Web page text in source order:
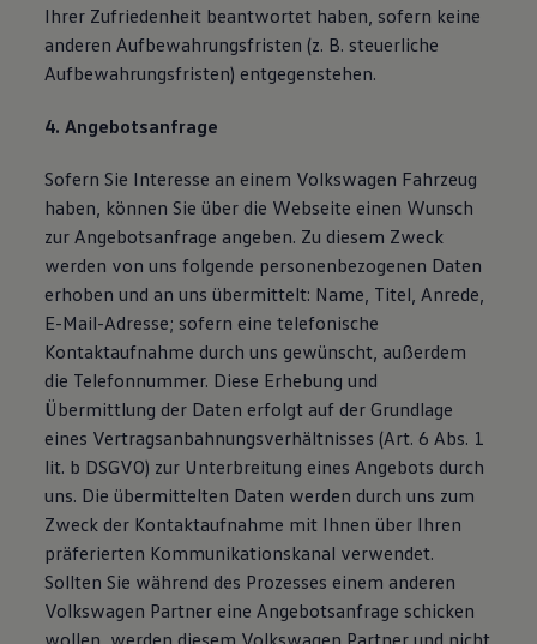
Ihrer Zufriedenheit beantwortet haben, sofern keine
anderen Aufbewahrungsfristen (z. B. steuerliche
Aufbewahrungsfristen) entgegenstehen.
4. Angebotsanfrage
Sofern Sie Interesse an einem Volkswagen Fahrzeug
haben, können Sie über die Webseite einen Wunsch
zur Angebotsanfrage angeben. Zu diesem Zweck
werden von uns folgende personenbezogenen Daten
erhoben und an uns übermittelt: Name, Titel, Anrede,
E-Mail-Adresse; sofern eine telefonische
Kontaktaufnahme durch uns gewünscht, außerdem
die Telefonnummer. Diese Erhebung und
Übermittlung der Daten erfolgt auf der Grundlage
eines Vertragsanbahnungsverhältnisses (Art. 6 Abs. 1
lit. b DSGVO) zur Unterbreitung eines Angebots durch
uns. Die übermittelten Daten werden durch uns zum
Zweck der Kontaktaufnahme mit Ihnen über Ihren
präferierten Kommunikationskanal verwendet.
Sollten Sie während des Prozesses einem anderen
Volkswagen Partner eine Angebotsanfrage schicken
wollen, werden diesem Volkswagen Partner und nicht